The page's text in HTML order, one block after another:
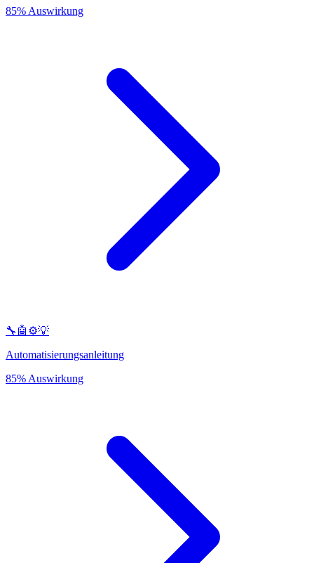
85% Auswirkung
🔧🤖⚙️💡
Automatisierungsanleitung
85% Auswirkung